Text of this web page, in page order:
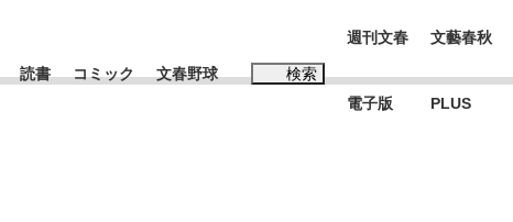
読書 コミック 文春野球 検索
週刊文春
電子版
文藝春秋
PLUS